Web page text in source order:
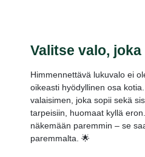
Valitse valo,
Himmennettävä lukuvalo ei
oikeasti hyödyllinen osa
valaisimen, joka sopii sekä
tarpeisiin, huomaat kyllä
näkemään paremmin – se
paremmalta. 🌟